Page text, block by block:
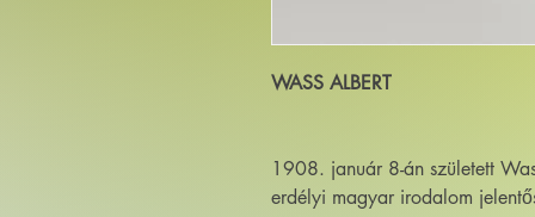
WASS ALBERT
1908. január 8-án született
erdélyi magyar irodalom